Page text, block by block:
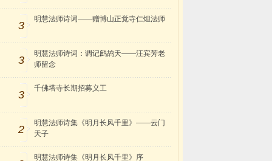
3
明慧法师诗词——赠博山正觉寺仁炟法师
3
明慧法师诗词：调记鹧鸪天——汪宾芳老
师留念
3
千佛塔寺长期招募义工
2
明慧法师诗集《明月长风千里》——云门
天子
明慧法师诗集《明月长风千里》序